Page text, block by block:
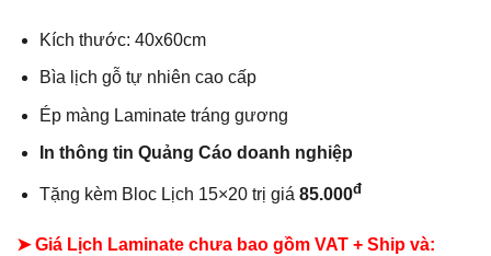
Kích thước: 40x60cm
Bìa lịch gỗ tự nhiên cao cấp
Ép màng Laminate tráng gương
In thông tin Quảng Cáo doanh nghiệp
Tặng kèm Bloc Lịch 15×20 trị giá 85.000đ
➤ Giá Lịch Laminate chưa bao gồm VAT + Ship và: